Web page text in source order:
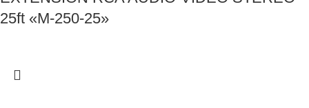
25ft «M-250-25»